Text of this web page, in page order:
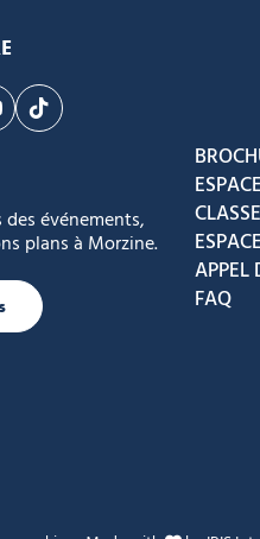
Facebook
sur Instagram
nous sur Youtube
Suivez-nous sur Tiktok
événements,
plans à Morzine.
APPEL
FAQ